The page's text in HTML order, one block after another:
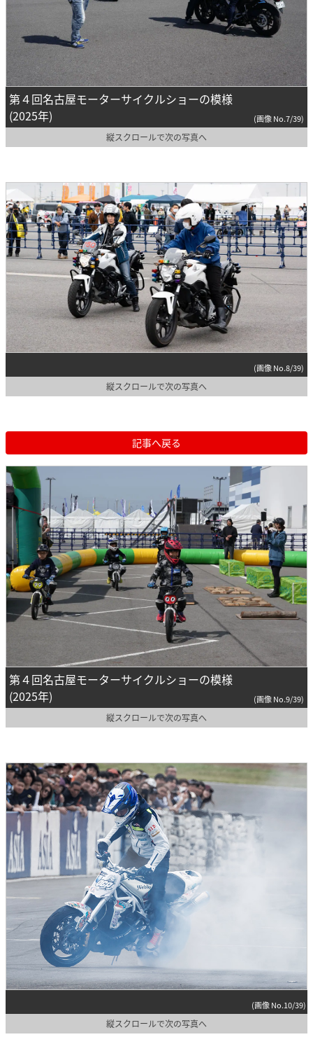
第４回名古屋モーターサイクルショーの模様
(2025年)
(画像 No.7/39)
縦スクロールで次の写真へ
(画像 No.8/39)
縦スクロールで次の写真へ
記事へ戻る
第４回名古屋モーターサイクルショーの模様
(2025年)
(画像 No.9/39)
縦スクロールで次の写真へ
(画像 No.10/39)
縦スクロールで次の写真へ